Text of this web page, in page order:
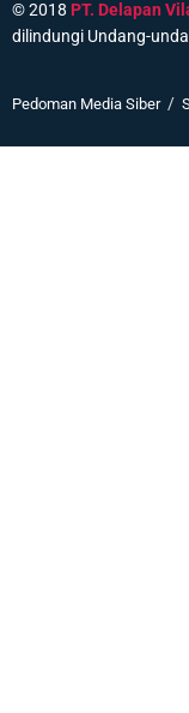
© 2018 PT. Delapan
dilindungi Undang-
Pedoman Media Siber